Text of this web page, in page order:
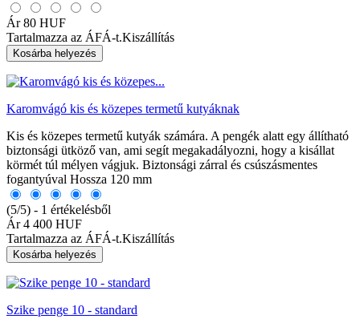
Ár 80 HUF
Tartalmazza az ÁFÁ-t.Kiszállítás
Kosárba helyezés
Karomvágó kis és közepes termetű kutyáknak
Kis és közepes termetű kutyák számára. A pengék alatt egy állítható
biztonsági ütköző van, ami segít megakadályozni, hogy a kisállat
körmét túl mélyen vágjuk. Biztonsági zárral és csúszásmentes
fogantyúval Hossza 120 mm
(5/5) - 1 értékelésből
Ár 4 400 HUF
Tartalmazza az ÁFÁ-t.Kiszállítás
Kosárba helyezés
Szike penge 10 - standard